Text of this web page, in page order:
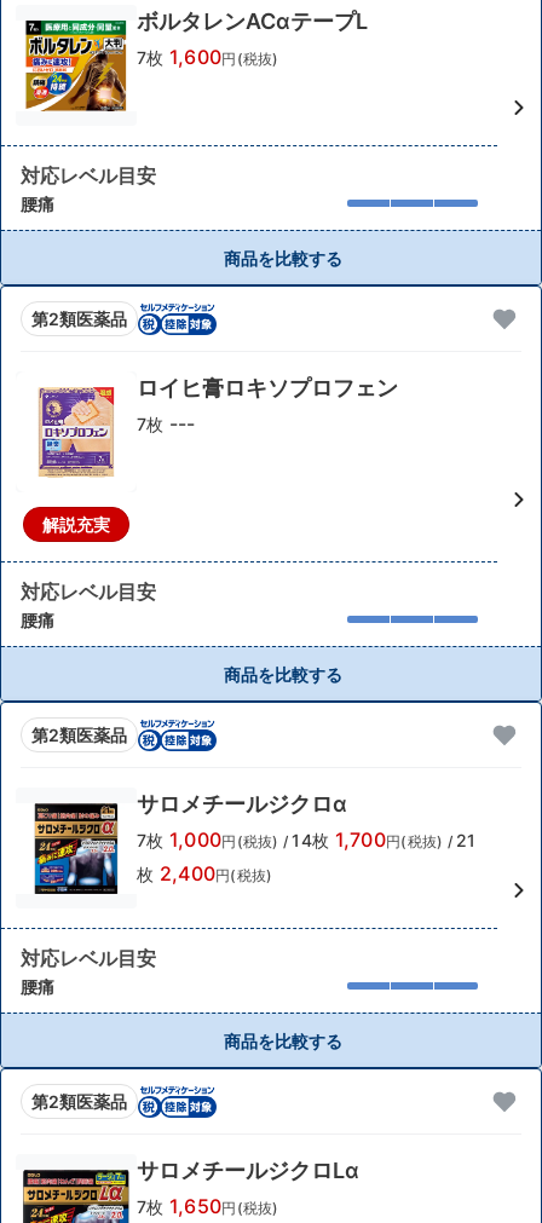
ボルタレンACαテープL
7枚 1,600円(税抜)
対応レベル目安
腰痛
商品を比較する
第2類医薬品
解説充実
ロイヒ膏ロキソプロフェン
7枚 ---
対応レベル目安
腰痛
商品を比較する
第2類医薬品
サロメチールジクロα
7枚 1,000円(税抜) / 14枚 1,700円(税抜) / 21
枚 2,400円(税抜)
対応レベル目安
腰痛
商品を比較する
第2類医薬品
サロメチールジクロLα
7枚 1,650円(税抜)